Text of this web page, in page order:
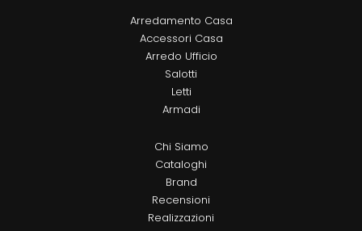
Arredamento Casa
Accessori Casa
Arredo Ufficio
Salotti
Letti
Armadi
Chi Siamo
Cataloghi
Brand
Recensioni
Realizzazioni